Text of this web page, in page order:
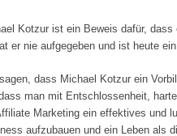
Kotzur ist ein Beweis dafür,
er nie aufgegeben und ist heute
dass Michael Kotzur ein
man mit Entschlossenheit,
Marketing ein effektives
aufzubauen und ein Leben als